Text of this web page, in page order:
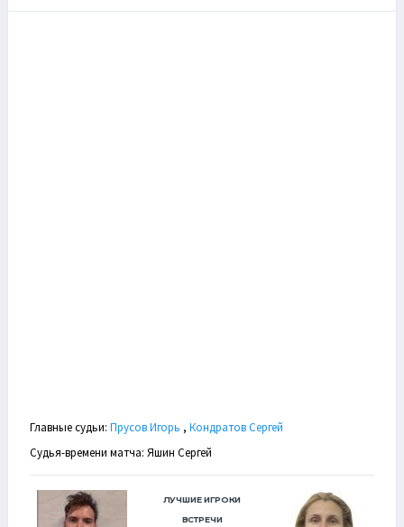
Главные судьи: Прусов Игорь , Кондратов Сергей
Судья-времени матча: Яшин Сергей
ЛУЧШИЕ ИГРОКИ
ВСТРЕЧИ